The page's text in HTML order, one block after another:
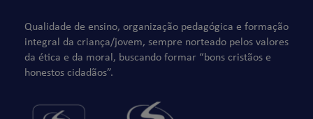
Qualidade de ensino, organização pedagógica e formação
integral da criança/jovem, sempre norteado pelos valores
da ética e da moral, buscando formar “bons cristãos e
honestos cidadãos”.